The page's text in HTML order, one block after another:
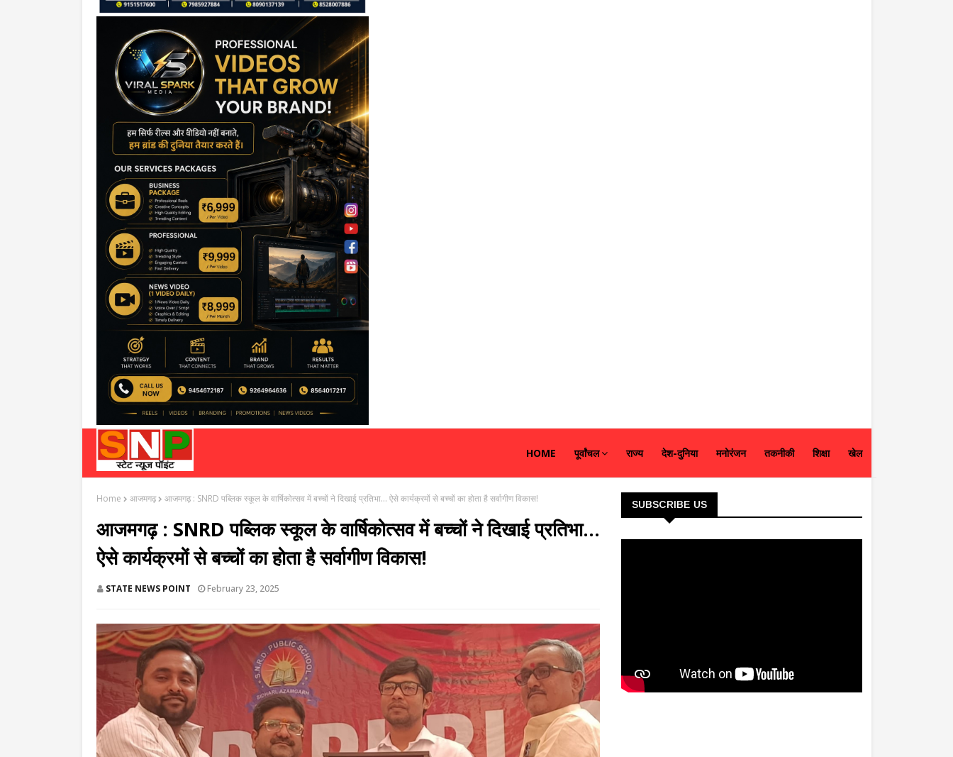
HOME पूर्वांचल राज्य देश-दुनिया मनोरंजन तकनीकी शिक्षा खेल
Home आजमगढ़ आजमगढ़ : SNRD पब्लिक स्कूल के वार्षिकोत्सव में बच्चों ने दिखाई प्रतिभा... ऐसे कार्यक्रमों से बच्चों का होता है सर्वागीण विकास!
आजमगढ़ : SNRD पब्लिक स्कूल के वार्षिकोत्सव में बच्चों ने दिखाई प्रतिभा...
ऐसे कार्यक्रमों से बच्चों का होता है सर्वागीण विकास!
STATE NEWS POINT February 23, 2025
SUBSCRIBE US